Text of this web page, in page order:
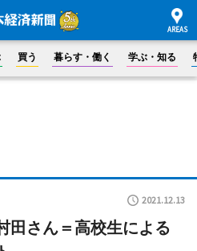
買う 暮らす・働く 学ぶ・知る
2021.12.13
田さん＝高校生による